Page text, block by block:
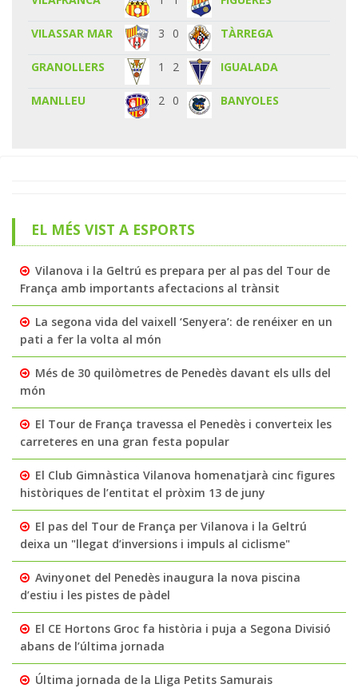
VILASSAR MAR 3 0 TÀRREGA
GRANOLLERS 1 2 IGUALADA
MANLLEU 2 0 BANYOLES
EL MÉS VIST A ESPORTS
Vilanova i la Geltrú es prepara per al pas del Tour de
França amb importants afectacions al trànsit
La segona vida del vaixell ‘Senyera’: de renéixer en un
pati a fer la volta al món
Més de 30 quilòmetres de Penedès davant els ulls del
món
El Tour de França travessa el Penedès i converteix les
carreteres en una gran festa popular
El Club Gimnàstica Vilanova homenatjarà cinc figures
històriques de l’entitat el pròxim 13 de juny
El pas del Tour de França per Vilanova i la Geltrú
deixa un "llegat d’inversions i impuls al ciclisme"
Avinyonet del Penedès inaugura la nova piscina
d’estiu i les pistes de pàdel
El CE Hortons Groc fa història i puja a Segona Divisió
abans de l’última jornada
Última jornada de la Lliga Petits Samurais